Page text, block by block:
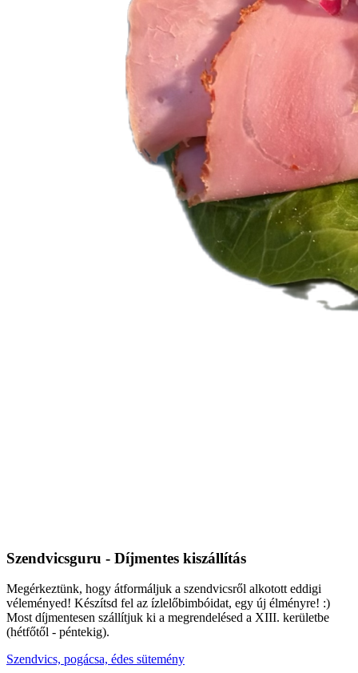
Szendvicsguru - Díjmentes kiszállítás
Megérkeztünk, hogy átformáljuk a szendvicsről alkotott eddigi
véleményed! Készítsd fel az ízlelőbimbóidat, egy új élményre! :)
Most díjmentesen szállítjuk ki a megrendelésed a XIII. kerületbe
(hétfőtől - péntekig).
Szendvics, pogácsa, édes sütemény